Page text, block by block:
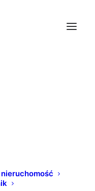
bydgoszcz
Bydgoszcz | Sesja